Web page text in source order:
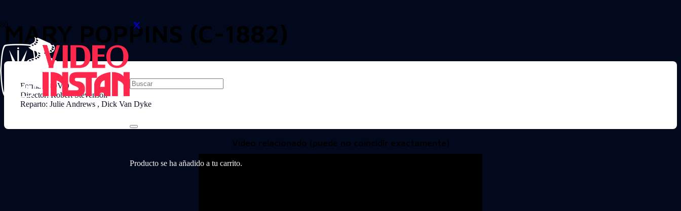
Producto se ha añadido a tu carrito.
MARY POPPINS (C-1882)
Formato: DVD
Director: Robert Stevenson
Reparto: Julie Andrews , Dick Van Dyke
Video relacionado (puede no coincidir exactamente)